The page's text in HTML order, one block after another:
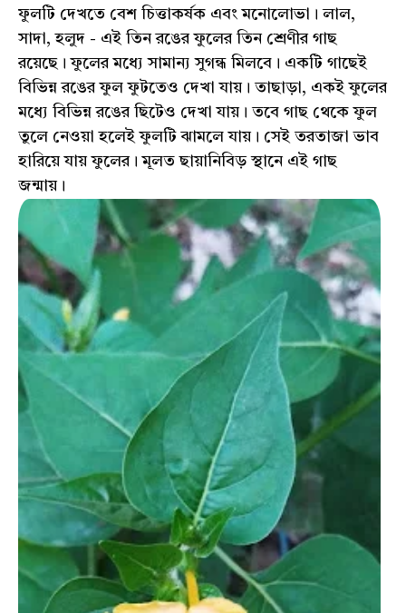
ফুলটি দেখতে বেশ চিত্তাকর্ষক এবং মনোলোভা। লাল,
সাদা, হলুদ - এই তিন রঙের ফুলের তিন শ্রেণীর গাছ
রয়েছে। ফুলের মধ্যে সামান্য সুগন্ধ মিলবে। একটি গাছেই
বিভিন্ন রঙের ফুল ফুটতেও দেখা যায়। তাছাড়া, একই ফুলের
মধ্যে বিভিন্ন রঙের ছিটেও দেখা যায়। তবে গাছ থেকে ফুল
তুলে নেওয়া হলেই ফুলটি ঝামলে যায়। সেই তরতাজা ভাব
হারিয়ে যায় ফুলের। মূলত ছায়ানিবিড় স্থানে এই গাছ
জন্মায়।